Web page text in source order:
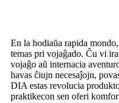
En la hodiaŭa rapida
temas pri vojaĝado. Ĉu vi
vojaĝo aŭ internacia
havas ĉiujn necesaĵojn,
DIA estas revolucia
praktikecon sen oferi